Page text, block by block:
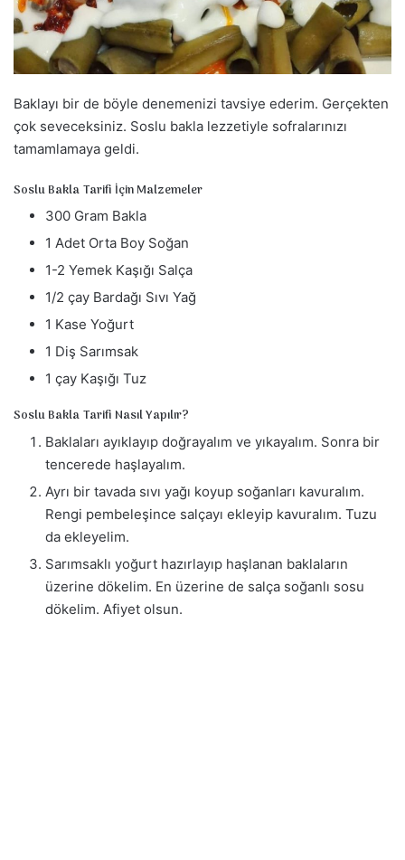
a
ö
n
d
e
e
k
Baklayı bir de böyle denemenizi tavsiye ederim. Gerçekten
çok seveceksiniz. Soslu bakla lezzetiyle sofralarınızı
tamamlamaya geldi.
Soslu Bakla Tarifi İçin Malzemeler
300 Gram Bakla
1 Adet Orta Boy Soğan
1-2 Yemek Kaşığı Salça
1/2 çay Bardağı Sıvı Yağ
1 Kase Yoğurt
1 Diş Sarımsak
1 çay Kaşığı Tuz
Soslu Bakla Tarifi Nasıl Yapılır?
Baklaları ayıklayıp doğrayalım ve yıkayalım. Sonra bir
tencerede haşlayalım.
Ayrı bir tavada sıvı yağı koyup soğanları kavuralım.
Rengi pembeleşince salçayı ekleyip kavuralım. Tuzu
da ekleyelim.
Sarımsaklı yoğurt hazırlayıp haşlanan baklaların
üzerine dökelim. En üzerine de salça soğanlı sosu
dökelim. Afiyet olsun.